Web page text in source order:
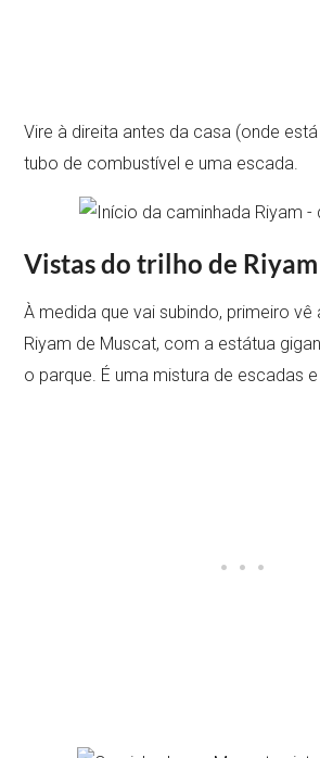
Vire à direita antes da casa (onde
tubo de combustível e uma escada.
Vistas do trilho de Riyam
À medida que vai subindo, primeiro
Riyam de Muscat, com a estátua
o parque. É uma mistura de escadas